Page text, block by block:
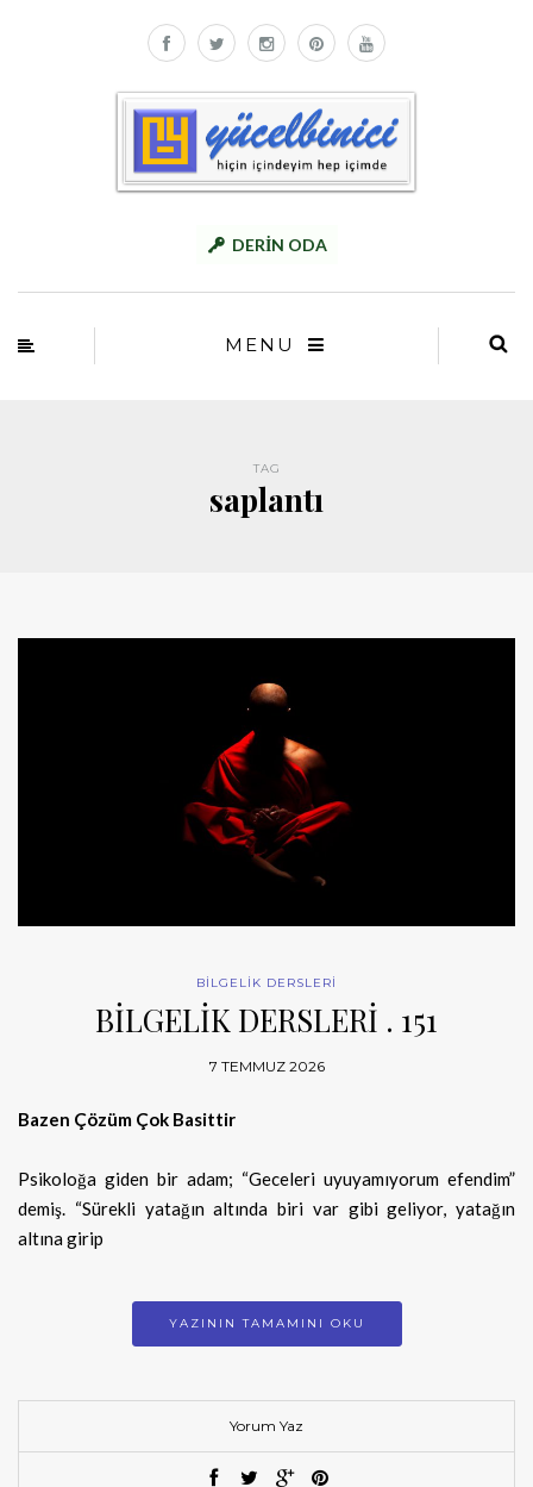
DERİN ODA
MENU
TAG
saplantı
BİLGELİK DERSLERİ
BİLGELİK DERSLERİ . 151
7 TEMMUZ 2026
Bazen Çözüm Çok Basittir
Psikoloğa giden bir adam; “Geceleri uyuyamıyorum efendim”
demiş. “Sürekli yatağın altında biri var gibi geliyor, yatağın
altına girip
YAZININ TAMAMINI OKU
Yorum Yaz